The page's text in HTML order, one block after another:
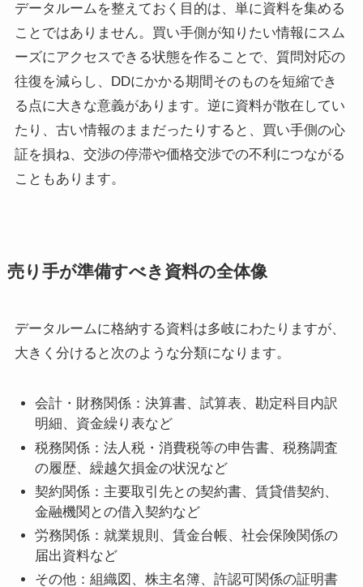
データルームを整えておく目的は、単に資料を集める
ことではありません。買い手側が知りたい情報にスム
ーズにアクセスできる状態を作ることで、質問対応の
往復を減らし、DDにかかる期間そのものを短縮でき
る点に大きな意義があります。逆に資料が散在してい
たり、古い情報のままだったりすると、買い手側の心
証を損ね、交渉の停滞や価格交渉での不利につながる
こともあります。
売り手が準備すべき資料の全体像
データルームに格納する資料は多岐にわたりますが、
大きく分けると次のような分類になります。
会計・財務関係：決算書、試算表、勘定科目内訳
明細、資金繰り表など
税務関係：法人税・消費税等の申告書、税務調査
の履歴、繰越欠損金の状況など
契約関係：主要取引先との契約書、賃貸借契約、
金融機関との借入契約など
労務関係：就業規則、賃金台帳、社会保険関係の
届出資料など
その他：組織図、株主名簿、許認可関係の証明書